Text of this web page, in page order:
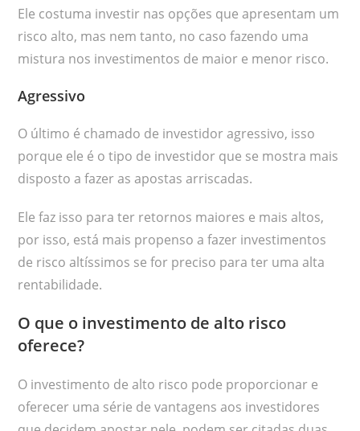
Ele costuma investir nas opções que apresentam um
risco alto, mas nem tanto, no caso fazendo uma
mistura nos investimentos de maior e menor risco.
Agressivo
O último é chamado de investidor agressivo, isso
porque ele é o tipo de investidor que se mostra mais
disposto a fazer as apostas arriscadas.
Ele faz isso para ter retornos maiores e mais altos,
por isso, está mais propenso a fazer investimentos
de risco altíssimos se for preciso para ter uma alta
rentabilidade.
O que o investimento de alto risco
oferece?
O investimento de alto risco pode proporcionar e
oferecer uma série de vantagens aos investidores